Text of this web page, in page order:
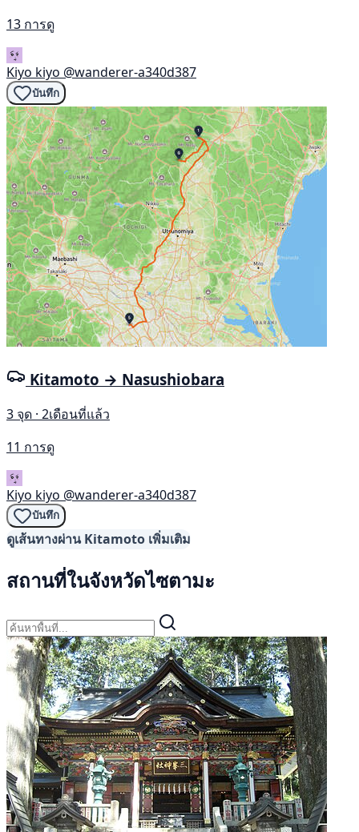
13 การดู
Kiyo kiyo @wanderer-a340d387
บันทึก
Kitamoto → Nasushiobara
3 จุด · 2เดือนที่แล้ว
11 การดู
Kiyo kiyo @wanderer-a340d387
บันทึก
ดูเส้นทางผ่าน Kitamoto เพิ่มเติม
สถานที่ในจังหวัดไซตามะ